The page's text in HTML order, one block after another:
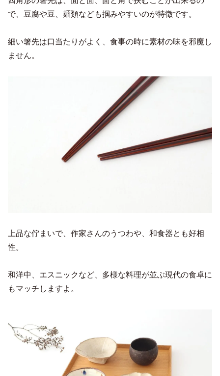
で、豆腐や豆、麺類なども掴みやすいのが特徴です。
細い箸先は口当たりがよく、食事の時に素材の味を邪魔し
ません。
上品な佇まいで、作家さんのうつわや、和食器とも好相
性。
和洋中、エスニックなど、多様な料理が並ぶ現代の食卓に
もマッチしますよ。